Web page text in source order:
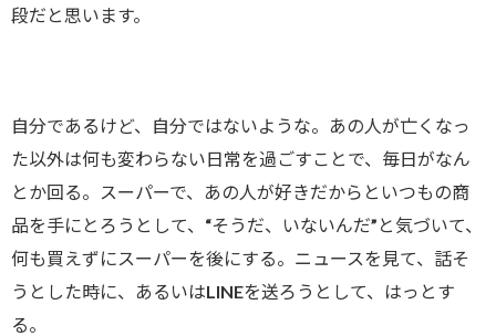
段だと思います。
自分であるけど、自分ではないような。あの人が亡くなっ
た以外は何も変わらない日常を過ごすことで、毎日がなん
とか回る。スーパーで、あの人が好きだからといつもの商
品を手にとろうとして、“そうだ、いないんだ”と気づいて、
何も買えずにスーパーを後にする。ニュースを見て、話そ
うとした時に、あるいはLINEを送ろうとして、はっとす
る。